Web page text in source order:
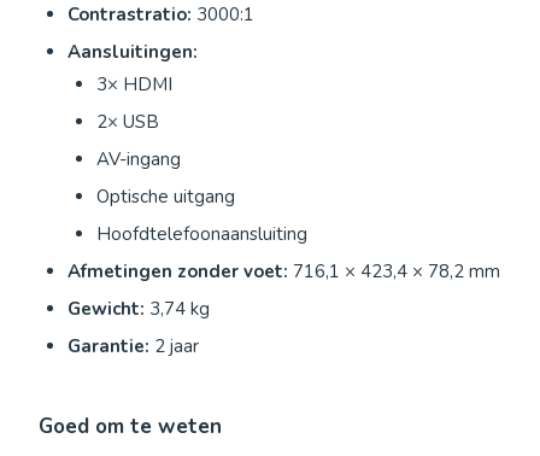
Contrastratio: 3000:1
Aansluitingen:
3× HDMI
2× USB
AV-ingang
Optische uitgang
Hoofdtelefoonaansluiting
Afmetingen zonder voet: 716,1 × 423,4 × 78,2 mm
Gewicht: 3,74 kg
Garantie: 2 jaar
Goed om te weten